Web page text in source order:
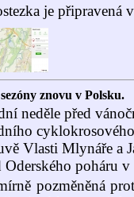
je připravená
znovu v Polsku.
neděle před
Vlasti Mlynáře a
Oderského poháru
pozměněná